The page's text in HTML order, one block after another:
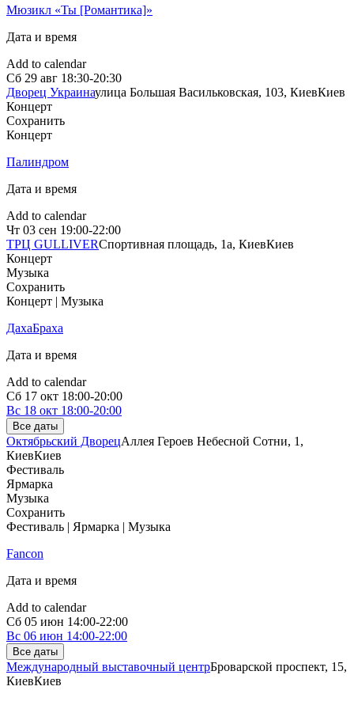
Мюзикл «Ты [Романтика]»
Дата и время
Add to calendar
Сб 29 авг 18:30-20:30
Дворец Украинаулица Большая Васильковская, 103, КиевКиев
Концерт
Сохранить
Концерт
Палиндром
Дата и время
Add to calendar
Чт 03 сен 19:00-22:00
ТРЦ GULLIVERСпортивная площадь, 1a, КиевКиев
Концерт
Музыка
Сохранить
Концерт | Музыка
ДахаБраха
Дата и время
Add to calendar
Сб 17 окт 18:00-20:00
Вс 18 окт 18:00-20:00
Все даты
Октябрьский ДворецАллея Героев Небесной Сотни, 1,
КиевКиев
Фестиваль
Ярмарка
Музыка
Сохранить
Фестиваль | Ярмарка | Музыка
Fancon
Дата и время
Add to calendar
Сб 05 июн 14:00-22:00
Вс 06 июн 14:00-22:00
Все даты
Международный выставочный центрБроварской проспект, 15,
КиевКиев